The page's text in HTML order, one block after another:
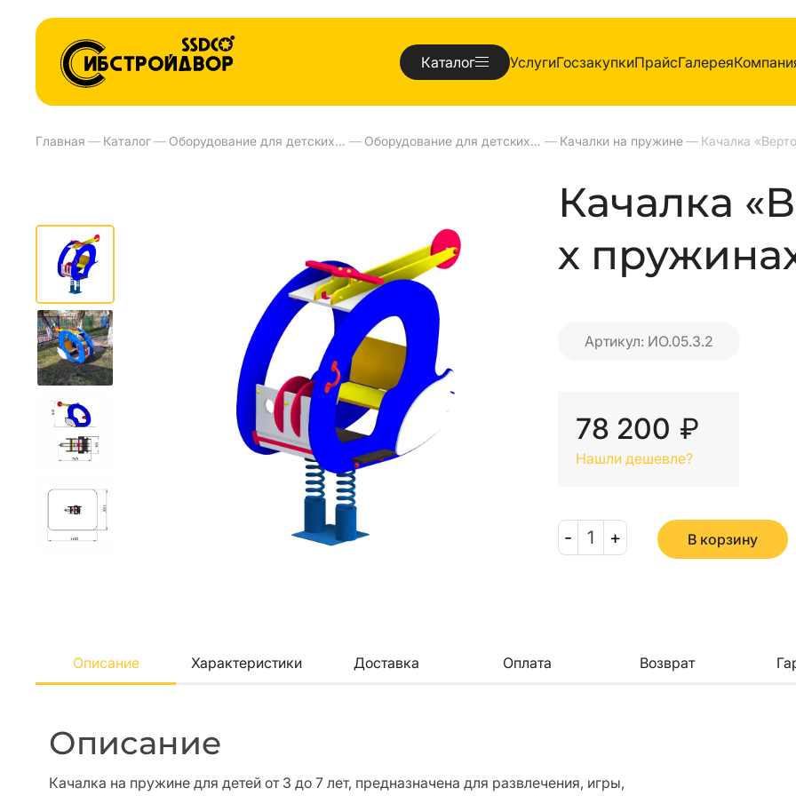
Каталог УслугиГосзакупкиПрайсГалерея
Главная — Каталог— Оборудование для детских площадок и детских садов — Оборудование для детских площадок — Качалки на пружине—
Качалка
х
Артикул: ИО.05.3.2
78 200 ₽
Нашли дешевле?
- 1 + В корзину
Описание Характеристики Доставка Оплата Возврат
Описание
Качалка на пружине для детей от 3 до 7 лет, предназначена для развлечения, игры,